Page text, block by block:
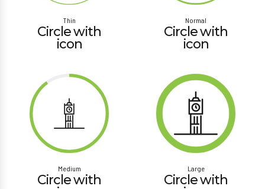
Thin
Circle with
icon
Normal
Circle with
icon
Medium
Circle with
Large
Circle with